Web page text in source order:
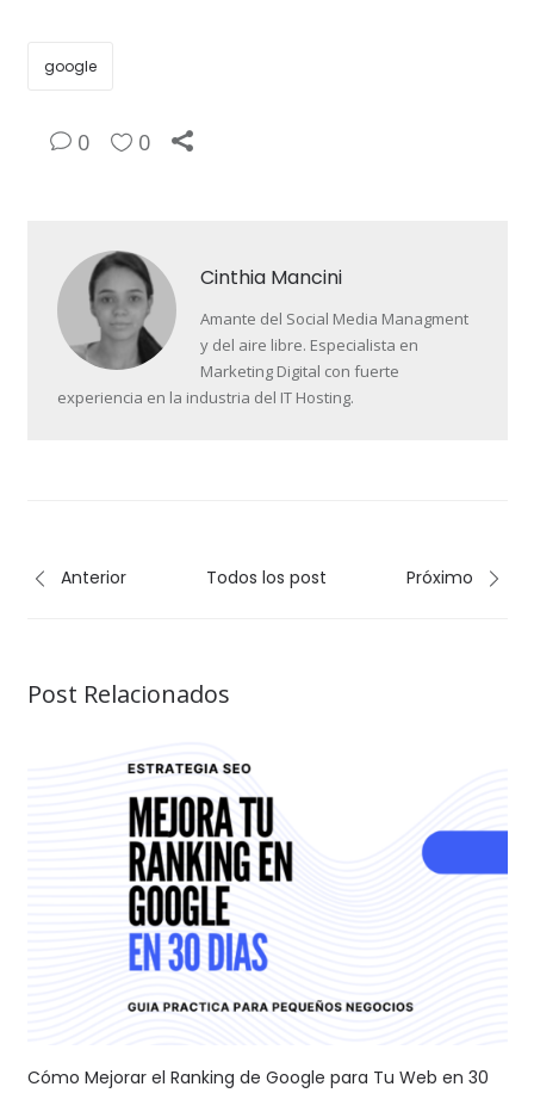
google
0 0
Cinthia Mancini
Amante del Social Media Managment
y del aire libre. Especialista en
Marketing Digital con fuerte
experiencia en la industria del IT Hosting.
Anterior Todos los post Próximo
Post Relacionados
Cómo Mejorar el Ranking de Google para Tu Web en 30